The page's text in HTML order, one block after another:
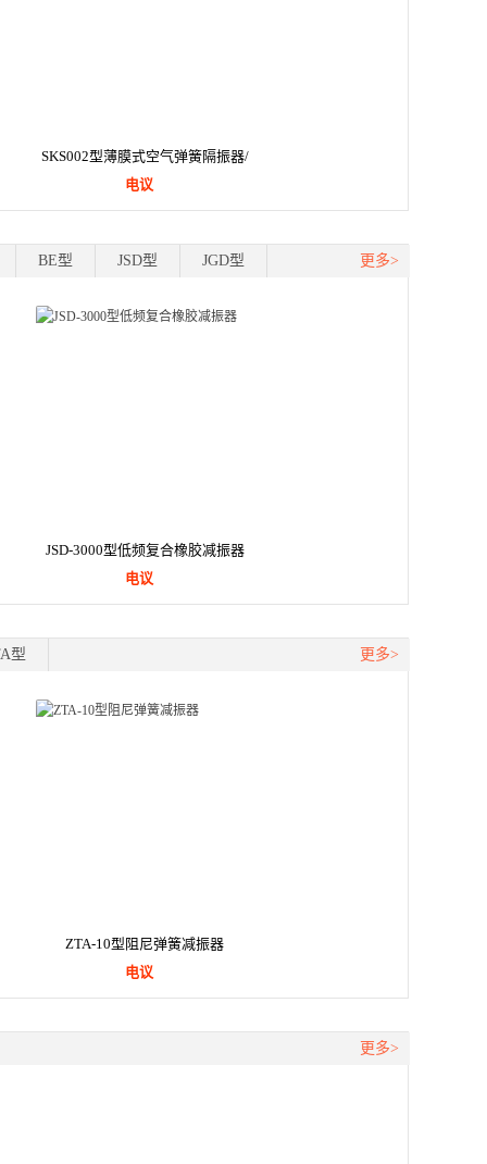
SKS002型薄膜式空气弹簧隔振器/
气浮减震器
电议
BE型 JSD型 JGD型 更多>
JSD-3000型低频复合橡胶减振器
电议
型 更多>
ZTA-10型阻尼弹簧减振器
电议
更多>